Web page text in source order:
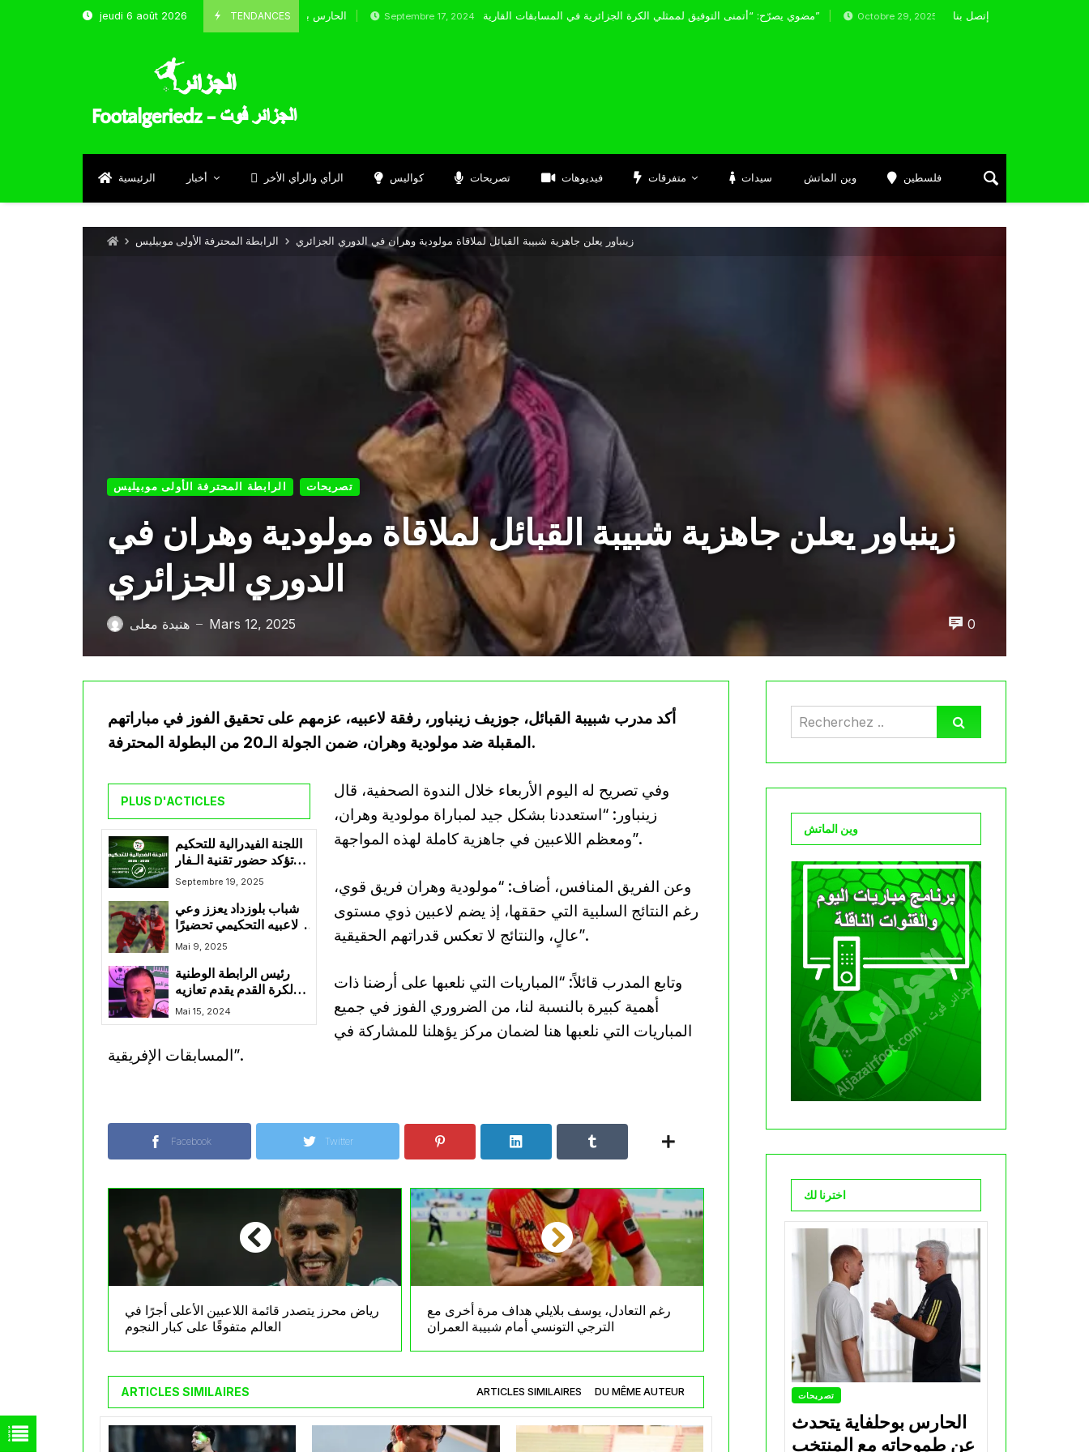
jeudi 6 août 2026 TENDANCES
الحارس بوحلفاية يتحدث عن طموحاته مع المنتخب و شباب Septembre 17, 2024 مضوي يصرّح: “أتمنى التوفيق لممثلي الكرة الجزائرية في المسابقات القارية” Octobre 29, 2025 إتصل بنا
الرئيسية أخبار الرأي والرأي الأخر كواليس تصريحات فيديوهات متفرقات سيدات وين الماتش فلسطين
الرابطة المحترفة الأولى موبيليس زينباور يعلن جاهزية شبيبة القبائل لملاقاة مولودية وهران في الدوري الجزائري
الرابطة المحترفة الأولى موبيليس تصريحات
زينباور يعلن جاهزية شبيبة القبائل لملاقاة مولودية وهران في
الدوري الجزائري
هنيدة معلى — Mars 12, 2025 0
أكد مدرب شبيبة القبائل، جوزيف زينباور، رفقة لاعبيه، عزمهم على تحقيق الفوز في مباراتهم
المقبلة ضد مولودية وهران، ضمن الجولة الـ20 من البطولة المحترفة.
PLUS D'ACTICLES
اللجنة الفيدرالية للتحكيم
تؤكد حضور تقنية الـفار
في مباراة الرويسات
Septembre 19, 2025
شباب بلوزداد يعزز وعي
لاعبيه التحكيمي تحضيرًا
لموقعة المولودية
Mai 9, 2025
رئيس الرابطة الوطنية
لكرة القدم يقدم تعازيه
في وفاة محمد الشرفي
“دادا”
Mai 15, 2024
وفي تصريح له اليوم الأربعاء خلال الندوة الصحفية، قال
زينباور: “استعددنا بشكل جيد لمباراة مولودية وهران،
ومعظم اللاعبين في جاهزية كاملة لهذه المواجهة”.
وعن الفريق المنافس، أضاف: “مولودية وهران فريق قوي،
رغم النتائج السلبية التي حققها، إذ يضم لاعبين ذوي مستوى
عالٍ، والنتائج لا تعكس قدراتهم الحقيقية”.
وتابع المدرب قائلاً: “المباريات التي نلعبها على أرضنا ذات
أهمية كبيرة بالنسبة لنا، من الضروري الفوز في جميع
المباريات التي نلعبها هنا لضمان مركز يؤهلنا للمشاركة في
المسابقات الإفريقية”.
Facebook Twitter
رياض محرز يتصدر قائمة اللاعبين الأعلى أجرًا في
العالم متفوقًا على كبار النجوم
رغم التعادل، يوسف بلايلي هداف مرة أخرى مع
الترجي التونسي أمام شبيبة العمران
ARTICLES SIMILAIRES ARTICLES SIMILAIRES DU MÊME AUTEUR
وين الماتش
اخترنا لك
تصريحات
الحارس بوحلفاية يتحدث
عن طموحاته مع المنتخب